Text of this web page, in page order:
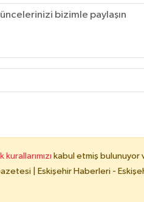
kurallarımızı kabul etmiş bulunuyor
| Eskişehir Haberleri -